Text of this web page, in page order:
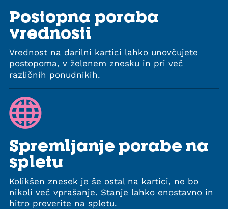
Postopna poraba
vrednosti
Vrednost na darilni kartici lahko unovčujete
postopoma, v želenem znesku in pri več
različnih ponudnikih.
Spremljanje porabe na
spletu
Kolikšen znesek je še ostal na kartici, ne bo
nikoli več vprašanje. Stanje lahko enostavno in
hitro preverite na spletu.